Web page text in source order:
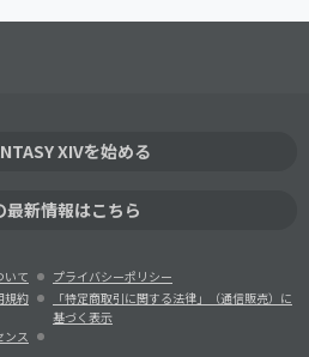
XIVを始める
最新情報はこちら
いて
プライバシーポリシー
規約
「特定商取引に関する法律」（通信販売）に
基づく表示
ンス